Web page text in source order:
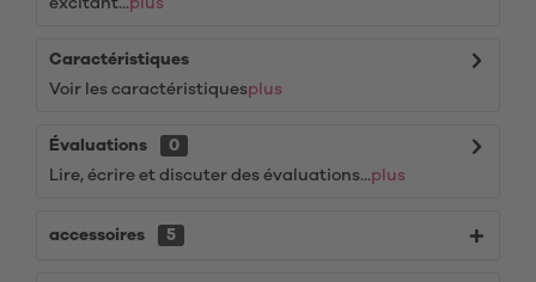
excitant...plus
Caractéristiques
Voir les caractéristiquesplus
Évaluations
0
Lire, écrire et discuter des évaluations...plus
accessoires 5